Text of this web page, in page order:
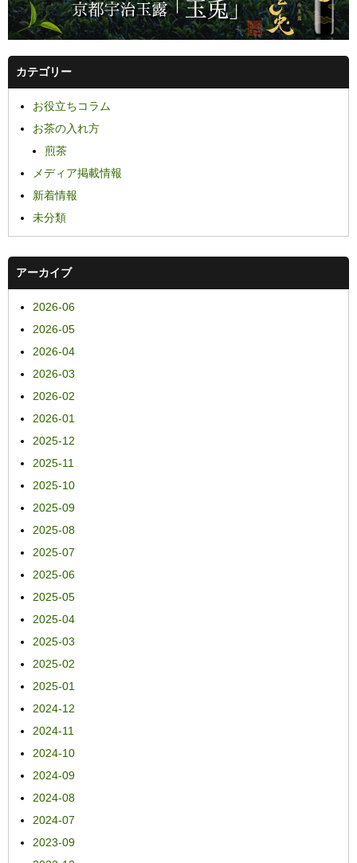
カテゴリー
お役立ちコラム
お茶の入れ方
煎茶
メディア掲載情報
新着情報
未分類
アーカイブ
2026-06
2026-05
2026-04
2026-03
2026-02
2026-01
2025-12
2025-11
2025-10
2025-09
2025-08
2025-07
2025-06
2025-05
2025-04
2025-03
2025-02
2025-01
2024-12
2024-11
2024-10
2024-09
2024-08
2024-07
2023-09